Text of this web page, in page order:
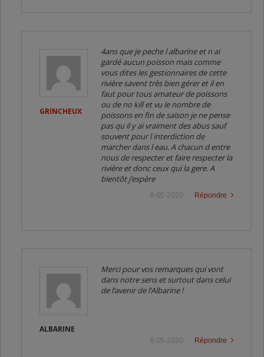
GRINCHEUX
4ans que je peche l albarine et n ai
gardé aucun poisson mais comme
vous dites les gestionnaires de cette
rivière savent très bien gérer et il en
faut pour tous amateur de poissons
ou de no kill et vu le nombre de
poissons en fin de saison je ne pense
pas qu il y ai vraiment des abus sauf
souvent pour l interdiction de
marcher dans l eau. A chacun d entre
nous de respecter et faire respecter la
rivière et donc ceux qui la gere. A
bientôt j’espère
Répondre
8-05-2020
ALBARINE
Merci pour vos remarques qui vont
dans notre sens et surtout dans celui
de l’avenir de l’Albarine !
Répondre
8-05-2020